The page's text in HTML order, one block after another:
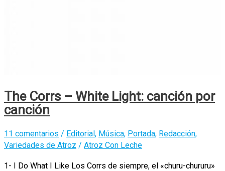
The Corrs – White Light: canción por
canción
11 comentarios / Editorial, Música, Portada, Redacción,
Variedades de Atroz / Atroz Con Leche
1- I Do What I Like Los Corrs de siempre, el «churu-chururu»